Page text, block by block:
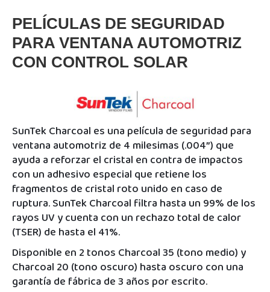
PELÍCULAS DE SEGURIDAD
PARA VENTANA AUTOMOTRIZ
CON CONTROL SOLAR
SunTek Charcoal es una película de seguridad para
ventana automotriz de 4 milesimas (.004”) que
ayuda a reforzar el cristal en contra de impactos
con un adhesivo especial que retiene los
fragmentos de cristal roto unido en caso de
ruptura. SunTek Charcoal filtra hasta un 99% de los
rayos UV y cuenta con un rechazo total de calor
(TSER) de hasta el 41%.
Disponible en 2 tonos Charcoal 35 (tono medio) y
Charcoal 20 (tono oscuro) hasta oscuro con una
garantía de fábrica de 3 años por escrito.